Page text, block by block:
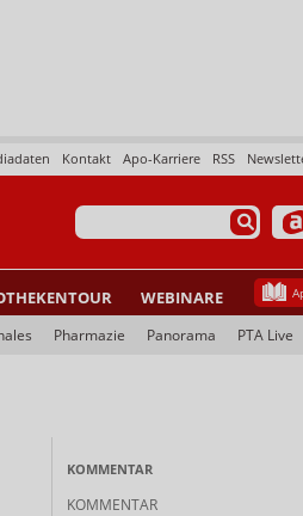
RSS
Apo-Karriere
Kontakt
WEBINARE
Pharmazie Panorama PTA Live
KOMMENTAR
KOMMENTAR